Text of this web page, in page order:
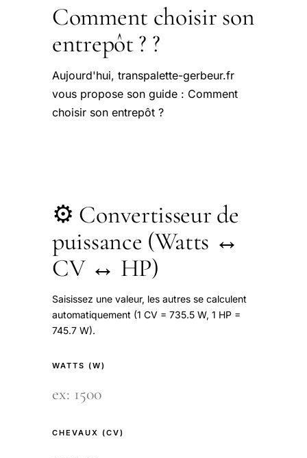
Comment choisir son
entrepôt ? ?
Aujourd'hui, transpalette-gerbeur.fr
vous propose son guide : Comment
choisir son entrepôt ?
⚙️ Convertisseur de
puissance (Watts ↔
CV ↔ HP)
Saisissez une valeur, les autres se calculent
automatiquement (1 CV = 735.5 W, 1 HP =
745.7 W).
WATTS (W)
CHEVAUX (CV)